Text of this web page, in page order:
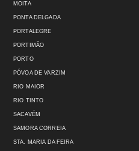
MOITA
PONTA DELGADA
PORTALEGRE
PORTIMÃO
PORTO
PÓVOA DE VARZIM
RIO MAIOR
RIO TINTO
SACAVÉM
SAMORA CORREIA
STA. MARIA DA FEIRA